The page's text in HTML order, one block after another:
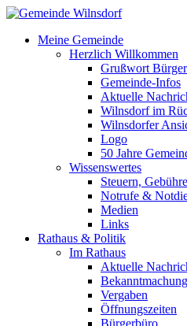
Meine Gemeinde
Herzlich Willkommen
Grußwort
Gemeinde-Infos
Aktuelle
Wilnsdorf im
Wilnsdorfer
Logo
50 Jahre
Wissenswertes
Steuern,
Notrufe &
Medien
Links
Rathaus & Politik
Im Rathaus
Aktuelle
Vergaben
Öffnungszeiten
Bürgerbüro